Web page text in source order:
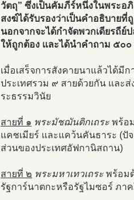
วัตถุ” ซึ่งเป็นคัมภีร์หนึ่งในพระอ
สงฆ์ได้รับรองว่าเป็นคำอธิบาย
นอกจากจะได้กำจัดพวกเดียรถี
ให้ถูกต้อง และได้นำคำถาม ๕๐
เมื่อเสร็จการสังคายนาแล้วได้มี
ประเทศรวม ๙ สายด้วยกัน และ
ระธรรมวินัย
สายที่ ๑ พระมัชฌันติกเถระ พร้อ
แคชเมียร์ และแคว้นคันธาระ (ปั
ส่วนของประเทศอัฟกานิสถาน)
สายที่ ๒ พระมหาเทวเถระ พร้อม
รัฐการ์นาตกะหรือรัฐไมซอร์ ภา